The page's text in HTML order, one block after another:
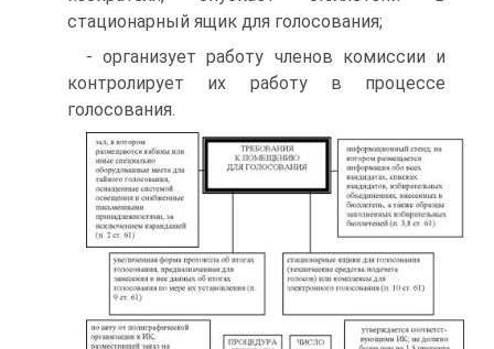
стационарный ящик для голосования;
- организует работу членов комиссии и
контролирует их работу в процессе
голосования.